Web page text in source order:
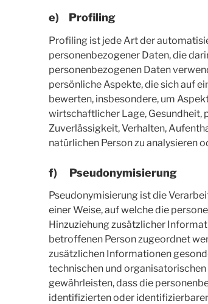
e) Profiling
Profiling ist jede Art der
personenbezogener Daten, die
personenbezogenen Daten
persönliche Aspekte, die sich auf
bewerten, insbesondere, um
wirtschaftlicher Lage, Gesundheit,
Zuverlässigkeit, Verhalten,
natürlichen Person zu analysieren
f) Pseudonymisierung
Pseudonymisierung ist die
einer Weise, auf welche die
Hinzuziehung zusätzlicher
betroffenen Person zugeordnet
zusätzlichen Informationen
technischen und
gewährleisten, dass die
identifizierten oder